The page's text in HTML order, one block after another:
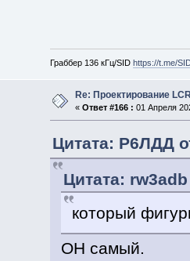
Граббер 136 кГц/SID https://t.me/
Re: Проектирование
« Ответ #166 : 01 Апреля
Цитата: Р6ЛДД
Цитата:
который
ОН самый.